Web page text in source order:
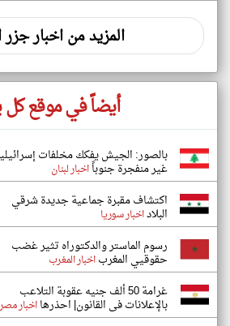
المزيد من اخبار جزر
أيضاً في موقع كل
بالصور: الجيش يفكك مخلفات
غير منفجرة جنوباًاخبار لبنان
اكتشاف مقبرة جماعية جديدة شرقي
البلاداخبار سوريا
رسوم الماستر والدكتوراه تثير غضب
حقوقيي المغرباخبار المغرب
غرامة 50 ألف جنيه عقوبة التلاعب
بالإعلانات فى القانون| احذرهااخبار